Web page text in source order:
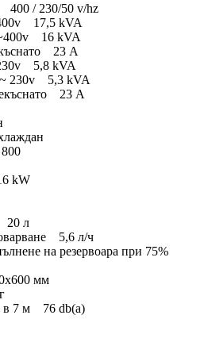
400 / 230/50 v/hz
17,5 kVA
16 kVA
23 A
5,8 kVA
~ 230v 5,3 kVA
23 A
kW
20 л
5,6 л/ч
на резервоара при 75%
мм
в 7 м 76 db(a)